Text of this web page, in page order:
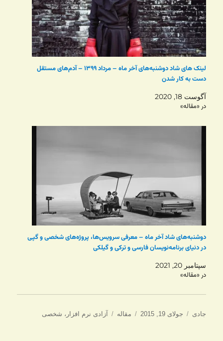
لینک های شاد دوشنبه‌های آخر ماه – مرداد ۱۳۹۹ – آدم‌های مستقل
دست به کار شدن
آگوست 18, 2020
در «مقاله»
دوشنبه‌های شاد آخر ماه – معرفی سرویس‌ها، پروژه‌های شخصی و گپی
در دنیای برنامه‌نویسان فارسی و ترکی و گیلکی
سپتامبر 20, 2021
در «مقاله»
نویسنده
جادی
ارسال
جولای 19, 2015 دسته‌ها
مقاله برچسب‌ها
آزادی نرم افزار ، شخصی